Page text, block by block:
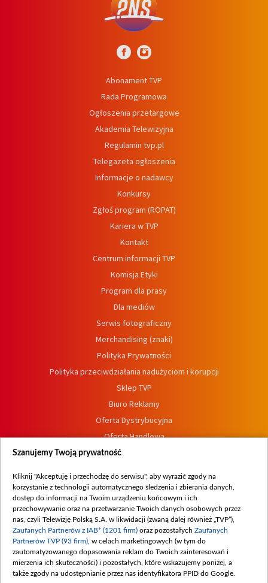
Abonament TVP
Rada Programowa
Ogłoszenia przetargowe
Akademia Telewizyjna
Regulamin tvp.pl
Telegazeta ogłoszenia
Informacje o nadawcy
Konkursy
Zgłoś program (ROPAT)
Kariera w TVP
Kontakt
Centrum informacji TVP
Komisja Etyki
Program dla prasy
Dla mediów
Serwis fotograficzny
Merchandising (znaki)
Polityka Prywatności
Polityka przeciwdziałania nadużyciom i korupcji
Sklep TVP
Biuro Reklamy
Oferta Dystrybucyjna
Oferta Handlowa
Dostępność
Procedura zgłoszeń wewnętrznych
Szanujemy Twoją prywatność
Kliknij "Akceptuję i przechodzę do serwisu", aby wyrazić zgody na
korzystanie z technologii automatycznego śledzenia i zbierania danych,
dostęp do informacji na Twoim urządzeniu końcowym i ich
przechowywanie oraz na przetwarzanie Twoich danych osobowych przez
nas, czyli Telewizję Polską S.A. w likwidacji (zwaną dalej również „TVP”),
Zaufanych Partnerów z IAB* (1201 firm) oraz pozostałych Zaufanych
Partnerów TVP (93 firm) , w celach marketingowych (w tym do
zautomatyzowanego dopasowania reklam do Twoich zainteresowań i
mierzenia ich skuteczności) i pozostałych, które wskazujemy poniżej, a
także zgody na udostępnianie przez nas identyfikatora PPID do Google.